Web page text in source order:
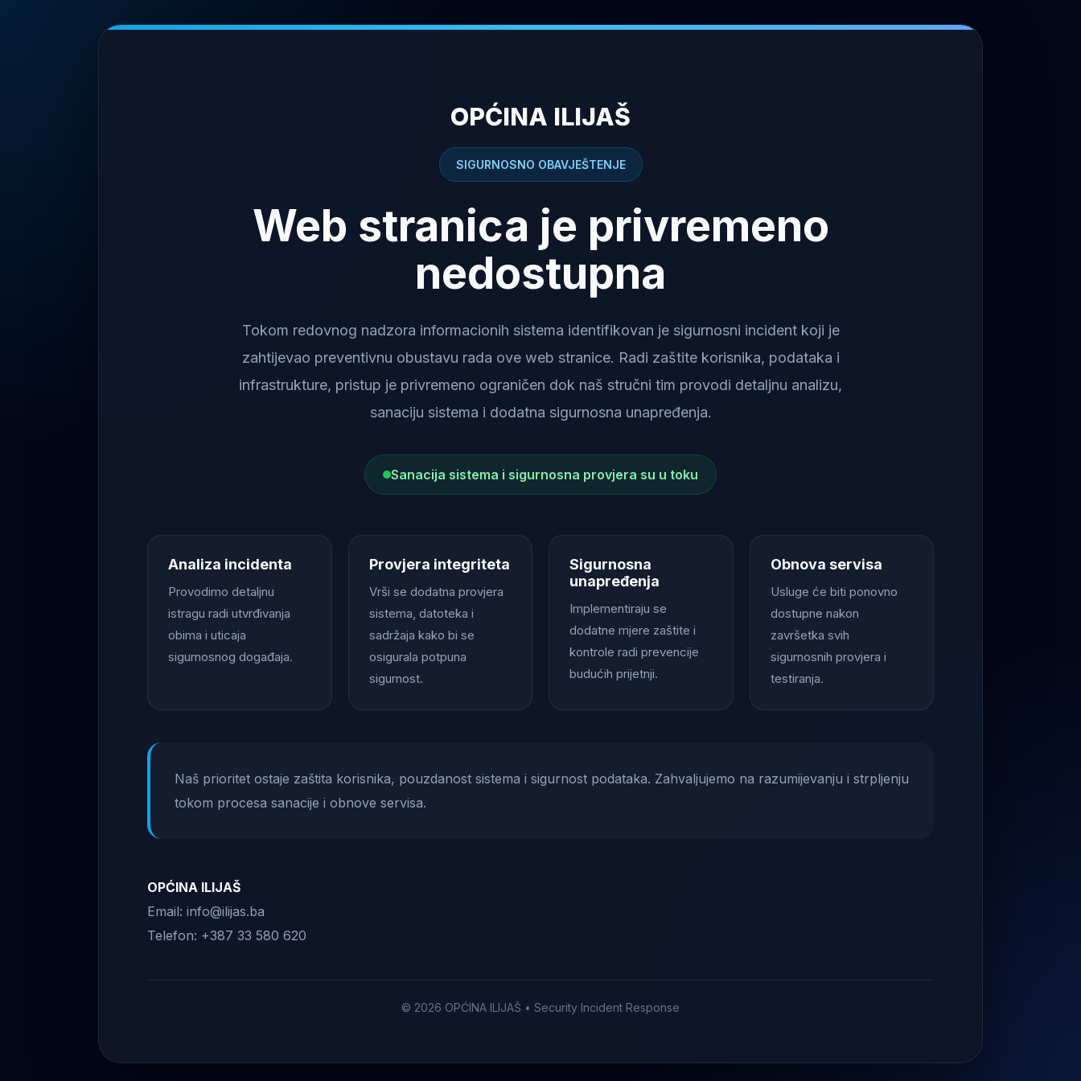
OPĆINA ILIJAŠ
SIGURNOSNO OBAVJEŠTENJE
Web stranica je privremeno
nedostupna
Tokom redovnog nadzora informacionih sistema identifikovan je sigurnosni incident koji je
zahtijevao preventivnu obustavu rada ove web stranice. Radi zaštite korisnika, podataka i
infrastrukture, pristup je privremeno ograničen dok naš stručni tim provodi detaljnu analizu,
sanaciju sistema i dodatna sigurnosna unapređenja.
Sanacija sistema i sigurnosna provjera su u toku
Analiza incidenta
Provodimo detaljnu
istragu radi utvrđivanja
obima i uticaja
sigurnosnog događaja.
Provjera integriteta
Vrši se dodatna provjera
sistema, datoteka i
sadržaja kako bi se
osigurala potpuna
sigurnost.
Sigurnosna
unapređenja
Implementiraju se
dodatne mjere zaštite i
kontrole radi prevencije
budućih prijetnji.
Obnova servisa
Usluge će biti ponovno
dostupne nakon
završetka svih
sigurnosnih provjera i
testiranja.
Naš prioritet ostaje zaštita korisnika, pouzdanost sistema i sigurnost podataka. Zahvaljujemo na razumijevanju i strpljenju
tokom procesa sanacije i obnove servisa.
OPĆINA ILIJAŠ
Email: info@ilijas.ba
Telefon: +387 33 580 620
© 2026 OPĆINA ILIJAŠ • Security Incident Response